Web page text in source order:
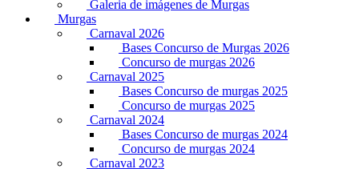
Galeria de imágenes de Murgas
Murgas
Carnaval 2026
Bases Concurso de Murgas 2026
Concurso de murgas 2026
Carnaval 2025
Bases Concurso de murgas 2025
Concurso de murgas 2025
Carnaval 2024
Bases Concurso de murgas 2024
Concurso de murgas 2024
Carnaval 2023